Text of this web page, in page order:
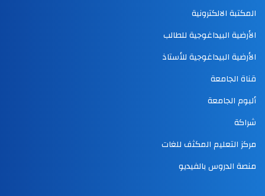
المكتبة الالكترونية
الأرضية البيداغوجية للطالب
الأرضية البيداغوجية للأستاذ
قناة الجامعة
ألبوم الجامعة
شراكة
مركز التعليم المكثف للغات
منصة الدروس بالفيديو